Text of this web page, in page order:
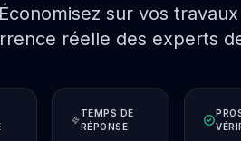
sur vos
réelle des experts
TEMPS DE
RÉPONSE